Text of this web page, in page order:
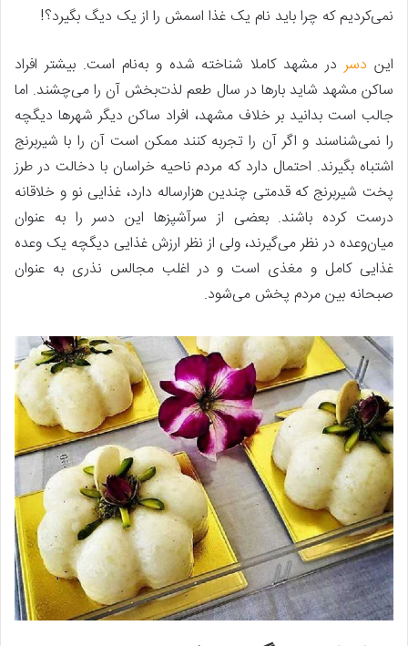
نمی‌کردیم که چرا باید نام یک غذا اسمش را از یک دیگ بگیرد؟!
این دسردر مشهد کاملا شناخته ‌شده و به‌نام است. بیشتر افراد
ساکن مشهد شاید بار‌ها در سال طعم لذت‌بخش آن را می‌چشند. اما
جالب است بدانید بر خلاف مشهد، افراد ساکن دیگر شهر‌ها دیگچه
را نمی‌شناسند و اگر آن را تجربه کنند ممکن است آن را با شیربرنج
اشتباه بگیرند. احتمال دارد که مردم ناحیه خراسان با دخالت در طرز
پخت شیربرنج که قدمتی چندین هزارساله دارد، غذایی نو و خلاقانه
درست کرده باشند. بعضی از سرآشپز‌ها این دسر را به عنوان
میان‌وعده در نظر می‌گیرند، ولی از نظر ارزش غذایی دیگچه یک وعده
غذایی کامل و مغذی است و در اغلب مجالس نذری به‌ عنوان
صبحانه بین مردم پخش می‌شود.